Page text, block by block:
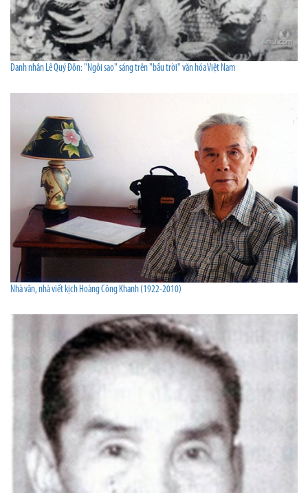
Danh nhân Lê Quý Đôn: "Ngôi sao" sáng trên "bầu trời" văn hóa Việt Nam
Nhà văn, nhà viết kịch Hoàng Công Khanh (1922-2010)